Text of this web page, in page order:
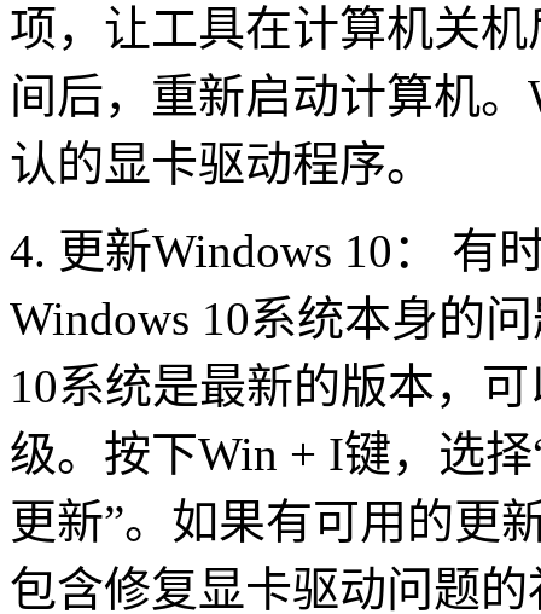
项，让工具在计算机关
间后，重新启动计算机
认的显卡驱动程序。
4. 更新Windows 10： 有
Windows 10系统本身的
10系统是最新的版本，
级。按下Win + I键，选
更新”。如果有可用的更
包含修复显卡驱动问题的